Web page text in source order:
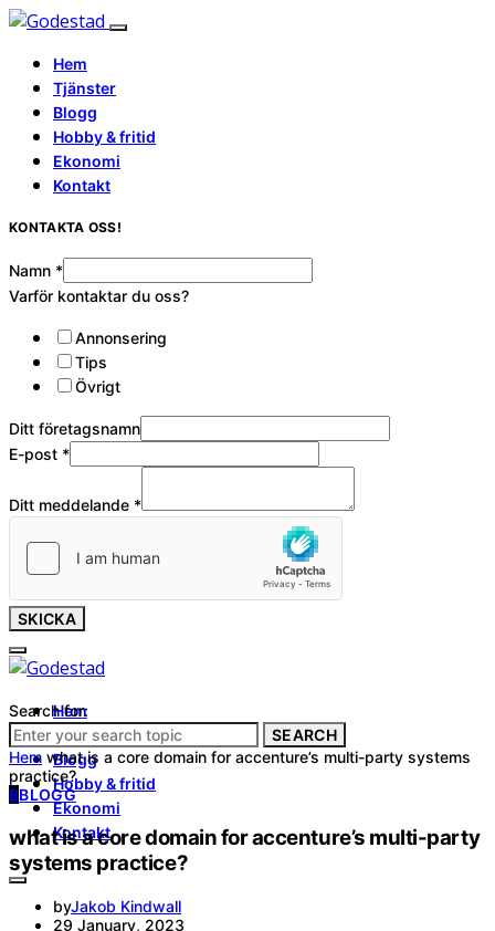
Hem
Tjänster
Blogg
Hobby & fritid
Ekonomi
Kontakt
KONTAKTA OSS!
Namn *
Varför kontaktar du oss?
Annonsering
Tips
Övrigt
Ditt företagsnamn
E-post *
Ditt meddelande *
SKICKA
Hem
Tjänster
Blogg
Hobby & fritid
Ekonomi
Kontakt
Search for:
SEARCH
Hem what is a core domain for accenture’s multi-party systems
practice?
BBLOGG
what is a core domain for accenture’s multi-party
systems practice?
byJakob Kindwall
29 January, 2023